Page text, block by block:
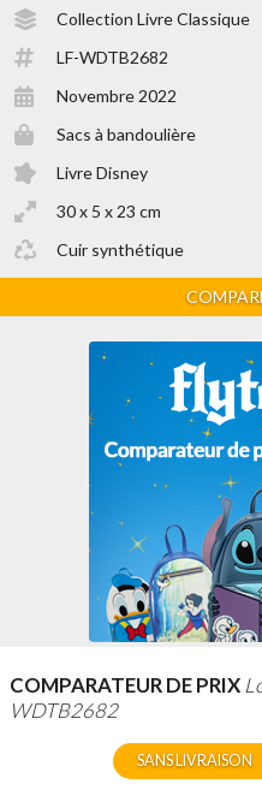
Collection Livre Classique
LF-WDTB2682
Novembre 2022
Sacs à bandoulière
Livre Disney
30 x 5 x 23 cm
Cuir synthétique
COMPARATEUR DE PRIX
WDTB2682
SANS LIVRAISON